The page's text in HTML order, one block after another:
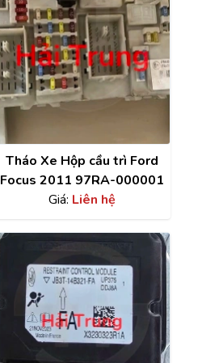
Tháo Xe Hộp cầu trì Ford
Focus 2011 97RA-000001
Giá: Liên hệ